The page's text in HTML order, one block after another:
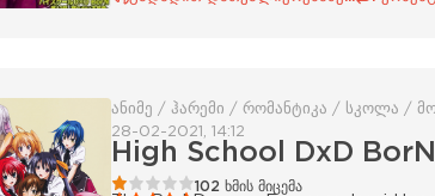
ანიმე / ჰარემი / რომანტიკა / სკოლა /
28-02-2021, 14:12
High School DxD BorN
2 3 4 5 102 ხმის მიცემა